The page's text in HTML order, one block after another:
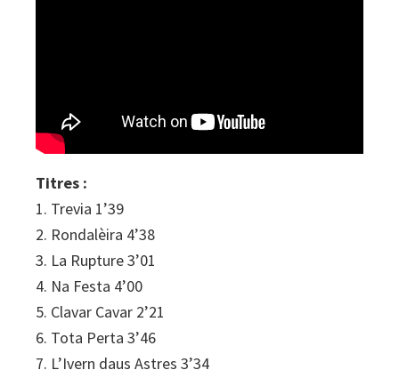
Titres :
1. Trevia 1’39
2. Rondalèira 4’38
3. La Rupture 3’01
4. Na Festa 4’00
5. Clavar Cavar 2’21
6. Tota Perta 3’46
7. L’Ivern daus Astres 3’34